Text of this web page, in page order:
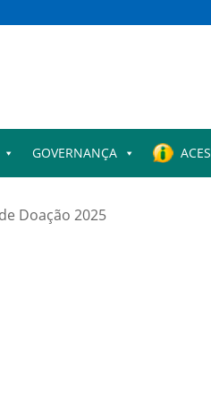
GOVERNANÇA
Doação 2025